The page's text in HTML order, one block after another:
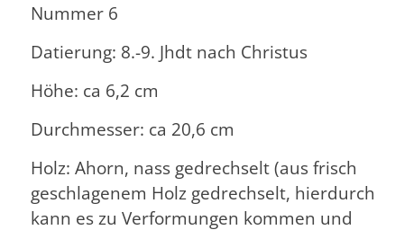
Nummer 6
Datierung: 8.-9. Jhdt nach Christus
Höhe: ca 6,2 cm
Durchmesser: ca 20,6 cm
Holz: Ahorn, nass gedrechselt (aus frisch
geschlagenem Holz gedrechselt, hierdurch
kann es zu Verformungen kommen und